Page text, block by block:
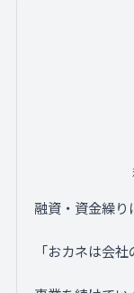
融資・資金繰
「おカネは会社